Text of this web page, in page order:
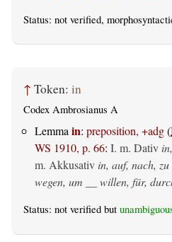
Status: not verified,
↑ Token: in
Codex Ambrosianus A
Lemmain: preposition, +adg(
WS 1910, p. 66: I. m. Dativ
m. Akkusativ in, auf, nach, zu
wegen, um __ willen, für,
Status: not verified but